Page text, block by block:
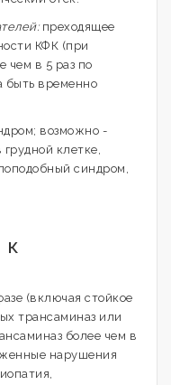
преходящее
КФК (при
чем в 5 раз по
быть временно
возможно -
клетке,
синдром,
к
(включая стойкое
трансаминаз или
более чем в
нарушения